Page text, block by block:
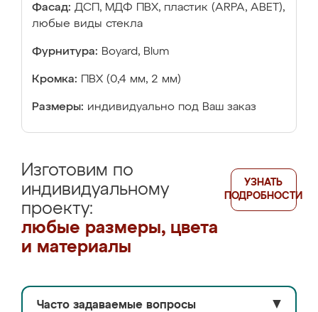
Фасад: ДСП, МДФ ПВХ, пластик (ARPA, ABET),
любые виды стекла
Фурнитура: Boyard, Blum
Кромка: ПВХ (0,4 мм, 2 мм)
Размеры: индивидуально под Ваш заказ
Изготовим по
индивидуальному
проекту:
любые размеры, цвета
и материалы
УЗНАТЬ
ПОДРОБНОСТИ
Часто задаваемые вопросы ▼